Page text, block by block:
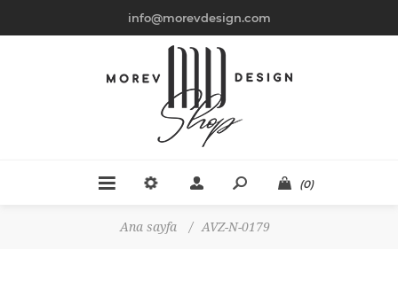
info@morevdesign.com
(0)
Ana sayfa / AVZ-N-0179